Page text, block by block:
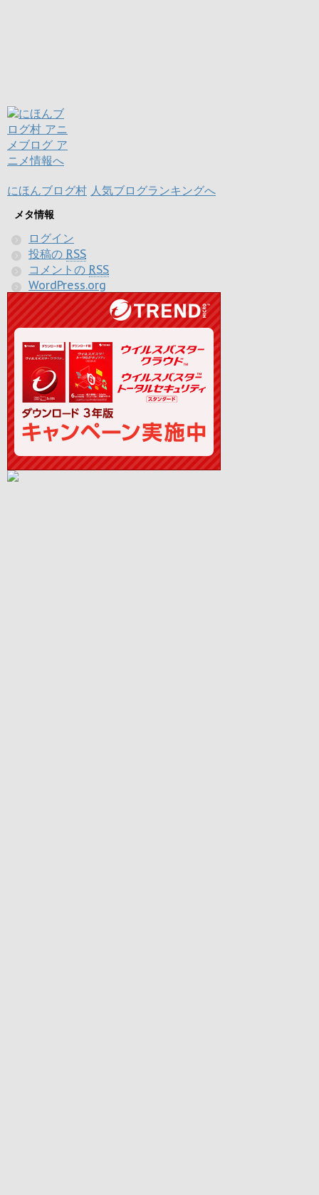
にほんブログ村 人気ブログランキングへ
メタ情報
ログイン
投稿の RSS
コメントの RSS
WordPress.org